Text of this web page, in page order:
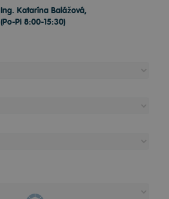
Ing. Katarína Balážová,
(Po-Pi 8:00-15:30)